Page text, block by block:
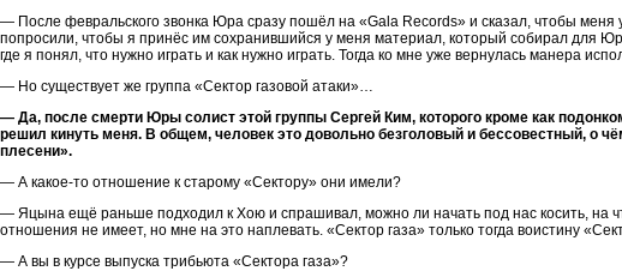
— После февральского звонка Юра сразу пошёл на «Gala Records» и сказал, чтобы меня
попросили, чтобы я принёс им сохранившийся у меня материал, который собирал
где я понял, что нужно играть и как нужно играть. Тогда ко мне уже вернулась манера
— Но существует же группа «Сектор газовой атаки»…
— Да, после смерти Юры солист этой группы Сергей Ким, которого кроме как
решил кинуть меня. В общем, человек это довольно безголовый и бессовестный, о
плесени».
— А какое-то отношение к старому «Сектору» они имели?
— Яцына ещё раньше подходил к Хою и спрашивал, можно ли начать под нас косить, на
отношения не имеет, но мне на это наплевать. «Сектор газа» только тогда воистину
— А вы в курсе выпуска трибьюта «Сектора газа»?